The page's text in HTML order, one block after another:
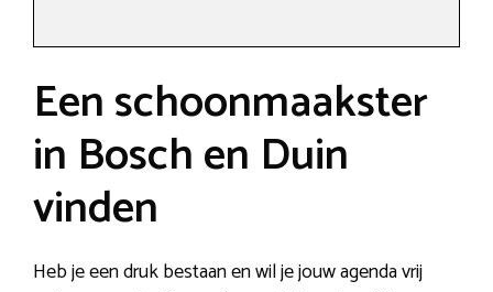
Een schoonmaakster
in Bosch en Duin
vinden
Heb je een druk bestaan en wil je jouw agenda vrij